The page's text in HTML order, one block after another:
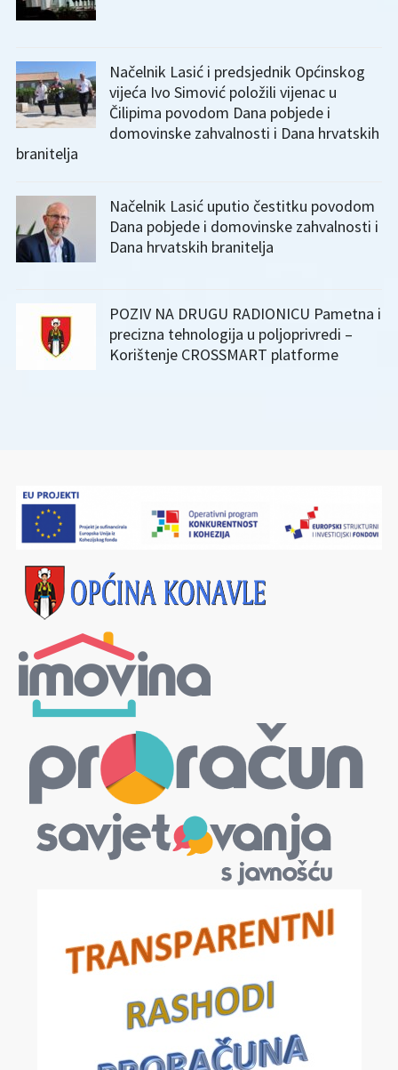
Načelnik Lasić i predsjednik Općinskog
vijeća Ivo Simović položili vijenac u
Čilipima povodom Dana pobjede i
domovinske zahvalnosti i Dana hrvatskih
branitelja
Načelnik Lasić uputio čestitku povodom
Dana pobjede i domovinske zahvalnosti i
Dana hrvatskih branitelja
POZIV NA DRUGU RADIONICU Pametna i
precizna tehnologija u poljoprivredi –
Korištenje CROSSMART platforme